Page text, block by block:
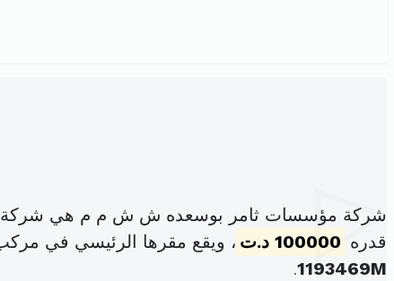
شركة مؤسسات ثامر بوسعده ش ش م م هي شركة
قدره 100000 د.ت ، ويقع مقرها الرئيسي في مركب الزيتونة
1193469M
.